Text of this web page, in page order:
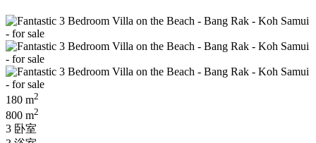
180 m2
800 m2
3 卧室